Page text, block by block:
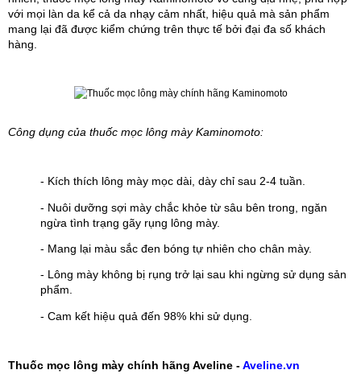
với mọi làn da kể cả da nhạy cảm nhất, hiệu quả mà sản phẩm
mang lại đã được kiểm chứng trên thực tế bởi đại đa số khách
hàng.
Công dụng của thuốc mọc lông mày Kaminomoto:
- Kích thích lông mày mọc dài, dày chỉ sau 2-4 tuần.
- Nuôi dưỡng sợi mày chắc khỏe từ sâu bên trong, ngăn
ngừa tình trạng gãy rụng lông mày.
- Mang lại màu sắc đen bóng tự nhiên cho chân mày.
- Lông mày không bị rụng trở lại sau khi ngừng sử dụng sản
phẩm.
- Cam kết hiệu quả đến 98% khi sử dụng.
Thuốc mọc lông mày chính hãng Aveline - Aveline.vn